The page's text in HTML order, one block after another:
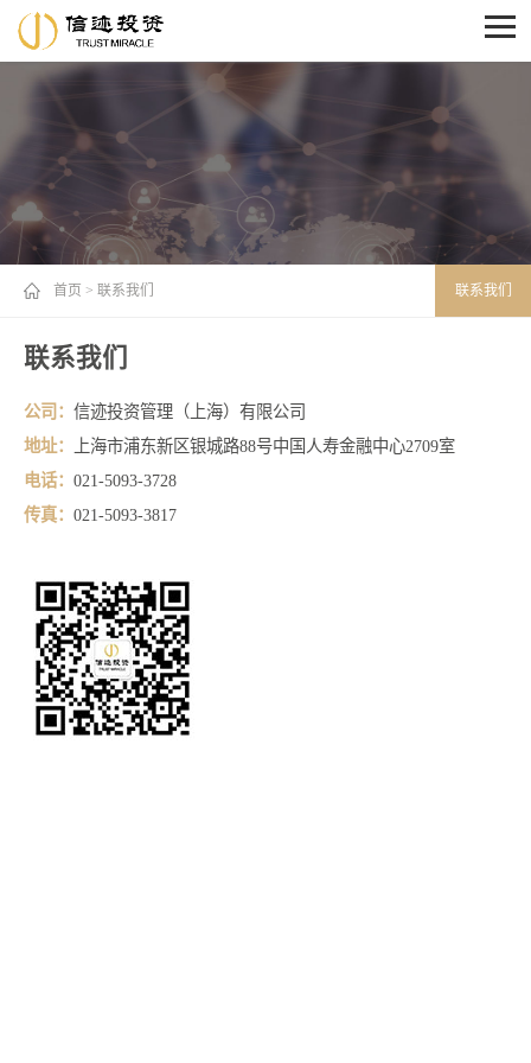
首页 > 联系我们 联系我们
联系我们
公司： 信迹投资管理（上海）有限公司
地址：
上海市浦东新区银城路88号中国人寿金融中心2709室
电话： 021-5093-3728
传真： 021-5093-3817